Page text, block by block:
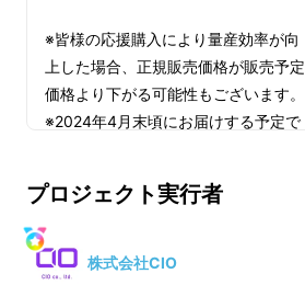
※皆様の応援購入により量産効率が向
上した場合、正規販売価格が販売予定
価格より下がる可能性もございます。
※2024年4月末頃にお届けする予定で
※通常送料込み予定価格5,980円(税込)
です。
※商品の仕様、デザインに関しまして
プロジェクト実行者
株式会社CIO